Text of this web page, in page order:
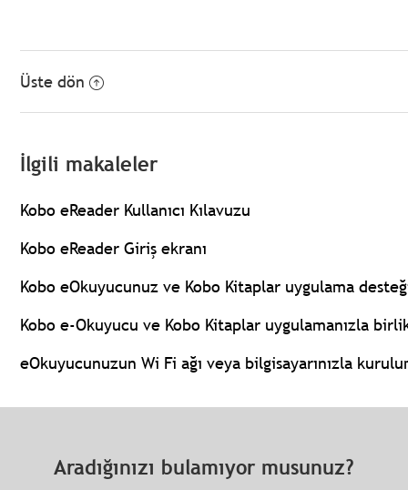
Üste dön
İlgili makaleler
Kobo eReader Kullanıcı Kılavuzu
Kobo eReader Giriş ekranı
Kobo eOkuyucunuz ve Kobo Kitaplar uygulama
Kobo e-Okuyucu ve Kobo Kitaplar uygulamanızla
eOkuyucunuzun Wi Fi ağı veya bilgisayarınızla
Aradığınızı bulamıyor musunuz?